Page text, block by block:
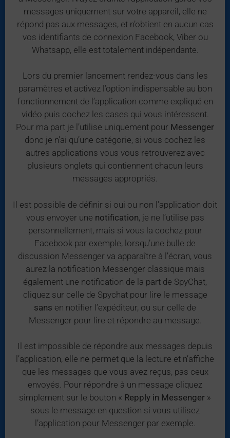
messages uniquement sur votre appareil, elle ne
répond pas aux messages, et n’obtient en aucun cas
vos identifiants de connexion Facebook, Viber ou
Whatsapp, elle est totalement indépendante.
Lors du premier lancement rendez-vous dans les
paramètres et activez l’option indispensable au bon
fonctionnement de l’application comme expliqué en
vidéo puis cochez les cases qui vous intéressent.
Pour ma part je l’utilise uniquement pour Messenger
donc je n’ai qu’une catégorie, si vous cochez les
autres applications vous vous retrouverez avec
plusieurs onglets qui contiennent chacun leurs
messages appropriés.
Il est possible de définir si oui ou non l’application doit
vous envoyer une notification, je ne l’utilise pas
personnellement, mais si vous la cochez pour
Facebook par exemple, lorsqu’une bulle de
discussion Messenger va apparaître à l’écran, vous
aurez la notification Messenger classique mais
également une notification de la part de SpyChat,
cliquez sur celle de Spychat pour lire le message
sans en notifier l’expéditeur, ou sur celle de
Messenger pour lire et répondre au message.
Il est impossible de répondre aux messages depuis
l’application, elle ne permet que la lecture et n’affiche
que les messages que vous avez reçus, pas ceux
envoyés. Pour répondre à un message cliquez
simplement sur le bouton « Repply in Messenger »
sous le message en question si vous utilisez
l’application pour Messenger par exemple.